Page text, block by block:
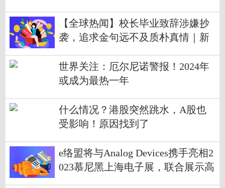
【全球热闻】校长毕业致辞涉嫌抄
袭，追求金句远不及质朴真情｜新
世界关注：厄尔尼诺警报！2024年
或成为最热一年
什么情况？港股突然跳水，A股也
受影响！原因找到了
e络盟将与Analog Devices携手亮相2
023慕尼黑上海电子展，联合展示高